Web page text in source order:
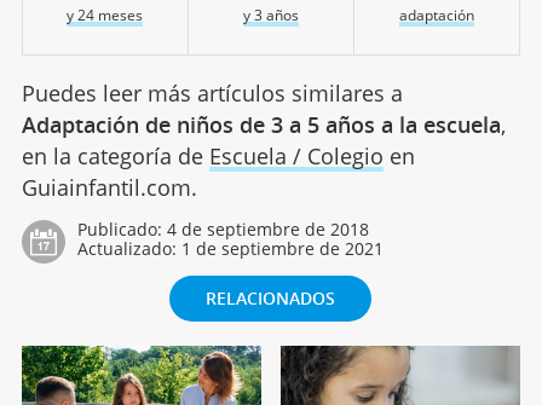
y 24 meses
y 3 años
adaptación
Puedes leer más artículos similares a
Adaptación de niños de 3 a 5 años a la escuela,
en la categoría de Escuela / Colegio en
Guiainfantil.com.
Publicado: 4 de septiembre de 2018
Actualizado: 1 de septiembre de 2021
RELACIONADOS